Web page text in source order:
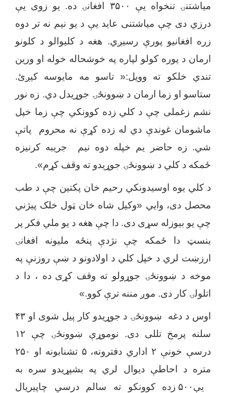
میاشتنۍ تنخوا هیې ۳۵۰۰ افغانۍ د ه.یو زوی یې
درزي دی چې میاشتنی عاید یې د یو نیم نه تر دوه
زره افغانیو پورې رسیږي. هغه د کلیوالو د کلونو
ارمان د پوره کولو لپاره په خوشحاله خوله او ورین
تندي خلکو ته وویل:« تاسو مه مایوسه کیږئ.
ستاسو او زما ارمان د ښوونځۍ جوړیدل دي. زه نور
نشم زغملی چې د کلي زده کوونکي چې زما خپل
ماشومان غوندې دي له زده کړې نه محروم پاتې
شي. زه حاضر یم خپله دوهنیم
جریبه کرنیزه
ځمکه د کلي د ښوونځۍ جوړیدو ته وقف کړم».
د کلي یوه اوسیدونکي رحیم خان پکتین چې د طب
محصل دی، وایي «وکیل شاه خان ټول خلک پیژني
چې یو بیوزله سړی دی. دا چې هغه د یو ملي فکر پر
بنسټ دا ځمکه چې
نژدې
پنځه ملیونه افغانۍ
ارزښت لري د خپل کلي د اولادونو د ښې روزنې په
موخه د ښوونځۍ جوړولو ته وقف کړی ده ، دا د
اتلولۍ کار دی. موږ مننه ترې کوو.»
اوس د دغه ښوونځۍ د جوړیدو کار پیل شوی او ۴۳
سلنه پرمخ تللی دی. نوموړې ښوونځۍ چې ۱۲
درسې خونې ۲ اداري دفترونه، ۵ تشنابونه او ۲۵۰
متره د احاطې دیوال لري په بشپړیدو سره به
یې۵۰۰ زده کوونکو ته سالم درسي چاپیریال